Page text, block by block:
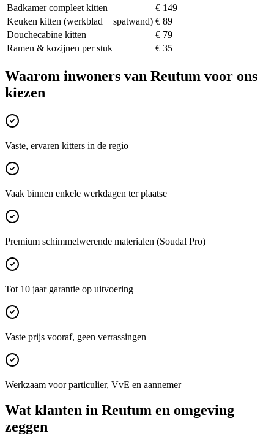
Badkamer compleet kitten
€ 149
Keuken kitten (werkblad + spatwand) € 89
Douchecabine kitten
€ 79
Ramen & kozijnen per stuk
€ 35
Waarom inwoners van Reutum voor ons
kiezen
Vaste, ervaren kitters in de regio
Vaak binnen enkele werkdagen ter plaatse
Premium schimmelwerende materialen (Soudal Pro)
Tot 10 jaar garantie op uitvoering
Vaste prijs vooraf, geen verrassingen
Werkzaam voor particulier, VvE en aannemer
Wat klanten in Reutum en omgeving
zeggen